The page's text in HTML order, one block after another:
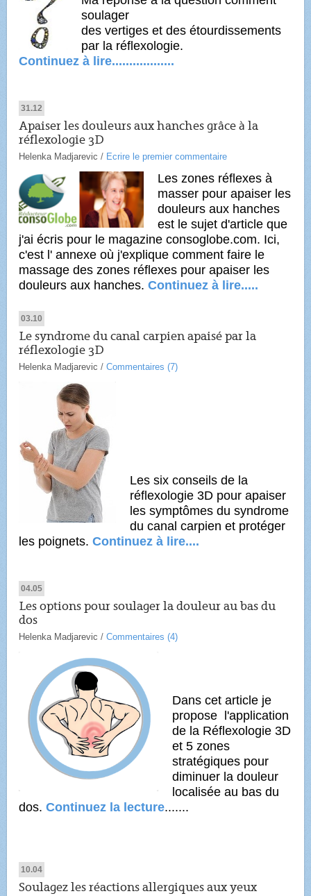
soulager
des vertiges et des étourdissements
par la réflexologie.
Continuez à lire..................
31.12
Apaiser les douleurs aux hanches grâce à la
réflexologie 3D
Helenka Madjarevic / Ecrire le premier commentaire
Les zones réflexes à
masser pour apaiser les
douleurs aux hanches
est le sujet d'article que
j'ai écris pour le magazine consoglobe.com. Ici,
c'est l' annexe où j'explique comment faire le
massage des zones réflexes pour apaiser les
douleurs aux hanches. Continuez à lire.....
03.10
Le syndrome du canal carpien apaisé par la
réflexologie 3D
Helenka Madjarevic /Commentaires (7)
Les six conseils de la
réflexologie 3D pour apaiser
les symptômes du syndrome
du canal carpien et protéger
les poignets. Continuez à lire....
04.05
Les options pour soulager la douleur au bas du
dos
Helenka Madjarevic /Commentaires (4)
Dans cet article je
propose l'application
de la Réflexologie 3D
et 5 zones
stratégiques pour
diminuer la douleur
localisée au bas du
dos.Continuez la lecture.......
10.04
Soulagez les réactions allergiques aux yeux